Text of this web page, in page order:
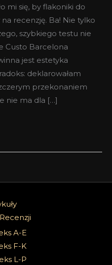
mi się, by flakoniki do
recenzję. Ba! Nie tylko
szybkiego testu nie
Custo Barcelona
jest estetyka
deklarowałam
przekonaniem
nie ma dla […]
A-E
F-K
L-P